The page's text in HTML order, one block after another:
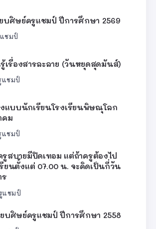
บศิษย์ครูแชมป์ ปีการศึกษา 2569
ชมป์
เรื่องสารละลาย (วันหยุดสุดมันส์)
แชมป์
งแบบนักเรียนโรงเรียนพิษณุโลก
คม
แชมป์
รูสบายมีปิดเทอม แต่ถ้าครูต้องไป
รียนตั้งแต่ 07.00 น. จะคิดเป็นกี่วัน
ร
แชมป์
บศิษย์ครูแชมป์ ปีการศึกษา 2558